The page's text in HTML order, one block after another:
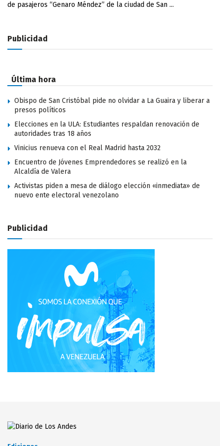
de pasajeros “Genaro Méndez” de la ciudad de San ...
Publicidad
Última hora
Obispo de San Cristóbal pide no olvidar a La Guaira y liberar a
presos políticos
Elecciones en la ULA: Estudiantes respaldan renovación de
autoridades tras 18 años
Vinicius renueva con el Real Madrid hasta 2032
Encuentro de Jóvenes Emprendedores se realizó en la
Alcaldía de Valera
Activistas piden a mesa de diálogo elección «inmediata» de
nuevo ente electoral venezolano
Publicidad